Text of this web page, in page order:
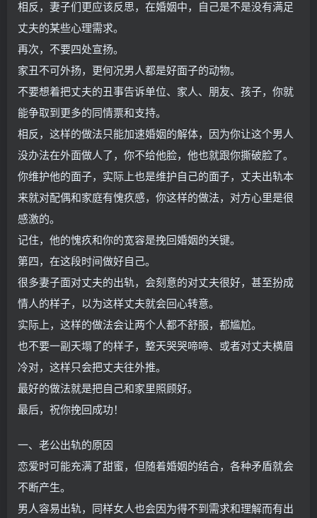
相反，妻子们更应该反思，在婚姻中，自己是不是没有满足
丈夫的某些心理需求。
再次，不要四处宣扬。
家丑不可外扬，更何况男人都是好面子的动物。
不要想着把丈夫的丑事告诉单位、家人、朋友、孩子，你就
能争取到更多的同情票和支持。
相反，这样的做法只能加速婚姻的解体，因为你让这个男人
没办法在外面做人了，你不给他脸，他也就跟你撕破脸了。
你维护他的面子，实际上也是维护自己的面子，丈夫出轨本
来就对配偶和家庭有愧疚感，你这样的做法，对方心里是很
感激的。
记住，他的愧疚和你的宽容是挽回婚姻的关键。
第四，在这段时间做好自己。
很多妻子面对丈夫的出轨，会刻意的对丈夫很好，甚至扮成
情人的样子，以为这样丈夫就会回心转意。
实际上，这样的做法会让两个人都不舒服，都尴尬。
也不要一副天塌了的样子，整天哭哭啼啼、或者对丈夫横眉
冷对，这样只会把丈夫往外推。
最好的做法就是把自己和家里照顾好。
最后，祝你挽回成功！
一、老公出轨的原因
恋爱时可能充满了甜蜜，但随着婚姻的结合，各种矛盾就会
不断产生。
男人容易出轨，同样女人也会因为得不到需求和理解而有出